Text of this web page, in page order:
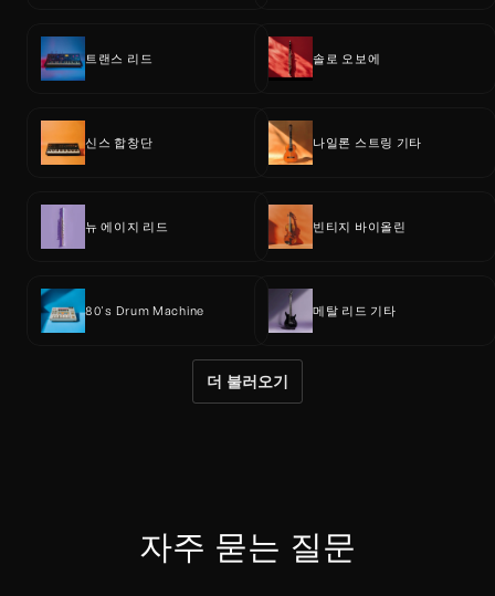
트랜스 리드 솔로 오보에
신스 합창단 나일론 스트링 기타
뉴 에이지 리드 빈티지 바이올린
80's Drum Machine 메탈 리드 기타
더 불러오기
자주 묻는 질문